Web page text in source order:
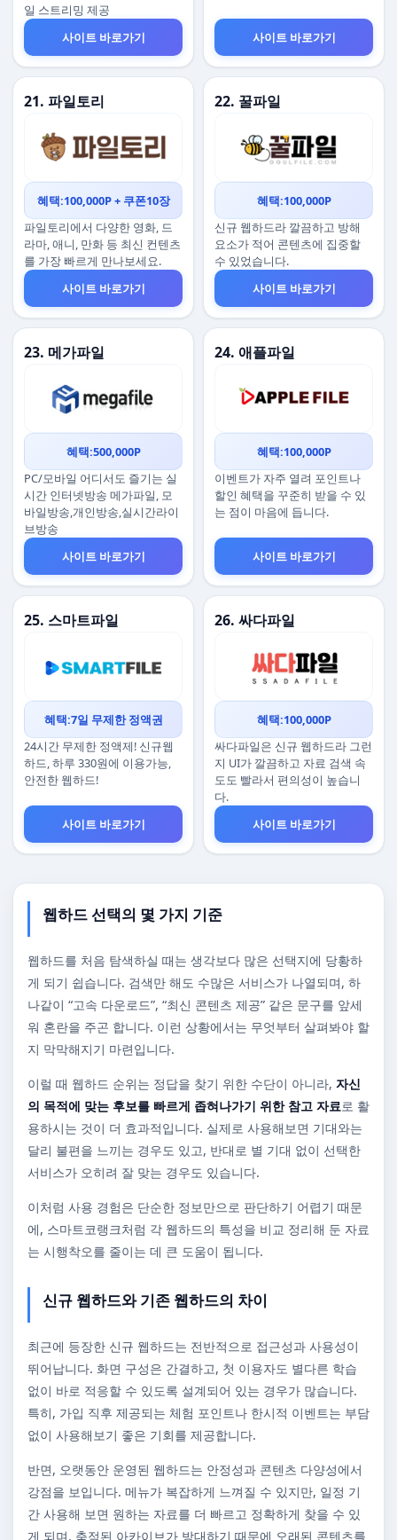
일 스트리밍 제공
사이트 바로가기
사이트 바로가기
21. 파일토리
혜택:100,000P + 쿠폰10장
파일토리에서 다양한 영화, 드
라마, 애니, 만화 등 최신 컨텐츠
를 가장 빠르게 만나보세요.
사이트 바로가기
22. 꿀파일
혜택:100,000P
신규 웹하드라 깔끔하고 방해
요소가 적어 콘텐츠에 집중할
수 있었습니다.
사이트 바로가기
23. 메가파일
혜택:500,000P
PC/모바일 어디서도 즐기는 실
시간 인터넷방송 메가파일, 모
바일방송,개인방송,실시간라이
브방송
사이트 바로가기
24. 애플파일
혜택:100,000P
이벤트가 자주 열려 포인트나
할인 혜택을 꾸준히 받을 수 있
는 점이 마음에 듭니다.
사이트 바로가기
25. 스마트파일
혜택:7일 무제한 정액권
24시간 무제한 정액제! 신규웹
하드, 하루 330원에 이용가능,
안전한 웹하드!
사이트 바로가기
26. 싸다파일
혜택:100,000P
싸다파일은 신규 웹하드라 그런
지 UI가 깔끔하고 자료 검색 속
도도 빨라서 편의성이 높습니
다.
사이트 바로가기
웹하드 선택의 몇 가지 기준
웹하드를 처음 탐색하실 때는 생각보다 많은 선택지에 당황하
게 되기 쉽습니다. 검색만 해도 수많은 서비스가 나열되며, 하
나같이 “고속 다운로드”, “최신 콘텐츠 제공” 같은 문구를 앞세
워 혼란을 주곤 합니다. 이런 상황에서는 무엇부터 살펴봐야 할
지 막막해지기 마련입니다.
이럴 때 웹하드 순위는 정답을 찾기 위한 수단이 아니라, 자신
의 목적에 맞는 후보를 빠르게 좁혀나가기 위한 참고 자료로 활
용하시는 것이 더 효과적입니다. 실제로 사용해보면 기대와는
달리 불편을 느끼는 경우도 있고, 반대로 별 기대 없이 선택한
서비스가 오히려 잘 맞는 경우도 있습니다.
이처럼 사용 경험은 단순한 정보만으로 판단하기 어렵기 때문
에, 스마트코랭크처럼 각 웹하드의 특성을 비교 정리해 둔 자료
는 시행착오를 줄이는 데 큰 도움이 됩니다.
신규 웹하드와 기존 웹하드의 차이
최근에 등장한 신규 웹하드는 전반적으로 접근성과 사용성이
뛰어납니다. 화면 구성은 간결하고, 첫 이용자도 별다른 학습
없이 바로 적응할 수 있도록 설계되어 있는 경우가 많습니다.
특히, 가입 직후 제공되는 체험 포인트나 한시적 이벤트는 부담
없이 사용해보기 좋은 기회를 제공합니다.
반면, 오랫동안 운영된 웹하드는 안정성과 콘텐츠 다양성에서
강점을 보입니다. 메뉴가 복잡하게 느껴질 수 있지만, 일정 기
간 사용해 보면 원하는 자료를 더 빠르고 정확하게 찾을 수 있
게 되며, 축적된 아카이브가 방대하기 때문에 오래된 콘텐츠를